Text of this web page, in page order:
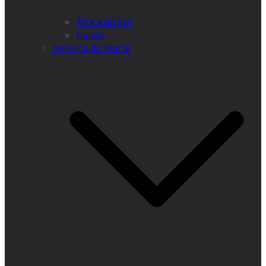
África do Sul
Gabão
América do Norte